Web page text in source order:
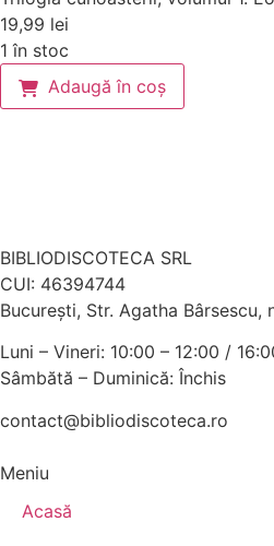
19,99 lei
1 în stoc
Adaugă în coș
BIBLIODISCOTECA SRL
CUI: 46394744
Bucureşti, Str. Agatha Bârsescu,
Luni – Vineri: 10:00 – 12:00 /
Sâmbătă – Duminică: Închis
contact@bibliodiscoteca.ro
Meniu
Acasă